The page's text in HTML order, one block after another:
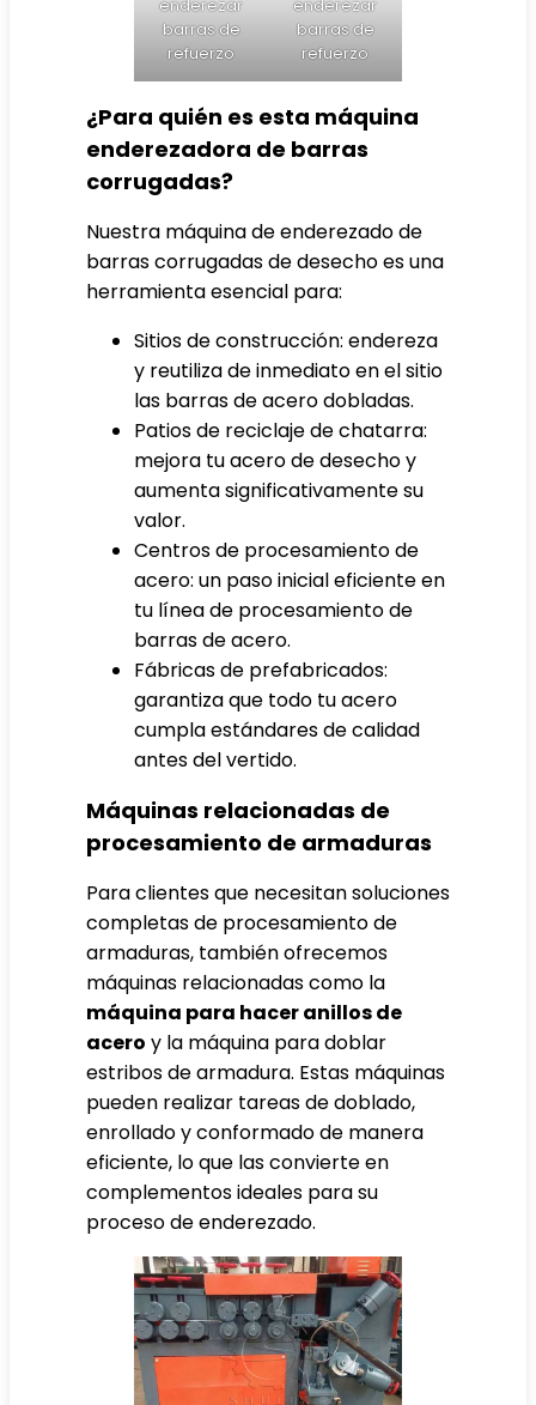
enderezar
barras de
refuerzo
enderezar
barras de
refuerzo
¿Para quién es esta máquina
enderezadora de barras
corrugadas?
Nuestra máquina de enderezado de
barras corrugadas de desecho es una
herramienta esencial para:
Sitios de construcción: endereza
y reutiliza de inmediato en el sitio
las barras de acero dobladas.
Patios de reciclaje de chatarra:
mejora tu acero de desecho y
aumenta significativamente su
valor.
Centros de procesamiento de
acero: un paso inicial eficiente en
tu línea de procesamiento de
barras de acero.
Fábricas de prefabricados:
garantiza que todo tu acero
cumpla estándares de calidad
antes del vertido.
Máquinas relacionadas de
procesamiento de armaduras
Para clientes que necesitan soluciones
completas de procesamiento de
armaduras, también ofrecemos
máquinas relacionadas como la
máquina para hacer anillos de
acero y la máquina para doblar
estribos de armadura. Estas máquinas
pueden realizar tareas de doblado,
enrollado y conformado de manera
eficiente, lo que las convierte en
complementos ideales para su
proceso de enderezado.